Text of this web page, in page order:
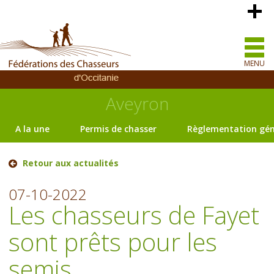
MENU
Aveyron
A la une Permis de chasser Règlementation
Retour aux actualités
07-10-2022
Les chasseurs de Fayet
sont prêts pour les